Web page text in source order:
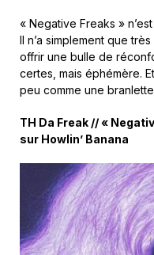
« Negative Freaks »
Il n’a simplement que
offrir une bulle de
certes, mais éphémère.
peu comme une
TH Da Freak // «
sur Howlin’ Banana